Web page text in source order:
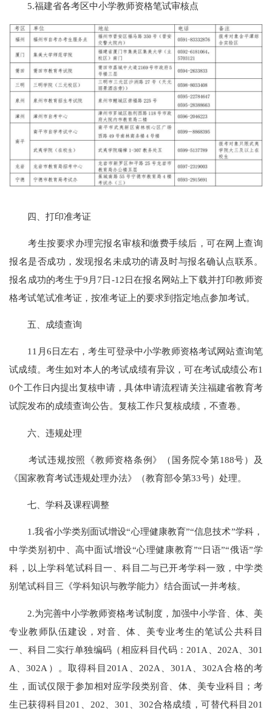
5.福建省各考区中小学教师资格笔试审核点
四、打印准考证
考生按要求办理完报名审核和缴费手续后，可在网上查询
报名是否成功，发现报名未成功的请及时与报名确认点联系。
报名成功的考生于9月7日-12日在报名网站上下载并打印教师资
格考试笔试准考证，按准考证上的要求到指定地点参加考试。
五、成绩查询
11月6日左右，考生可登录中小学教师资格考试网站查询笔
试成绩。考生如对本人的考试成绩有异议，可在考试成绩公布1
0个工作日内提出复核申请，具体申请流程请关注福建省教育考
试院发布的成绩查询公告。复核工作只复核成绩，不查卷。
六、违规处理
考试违规按照《教师资格条例》（国务院令第188号）及
《国家教育考试违规处理办法》（教育部令第33号）处理。
七、学科及课程调整
1.我省小学类别面试增设“心理健康教育”“信息技术”学科，
中学类别初中、高中面试增设“心理健康教育”“日语”“俄语”学
科，以上学科笔试科目一、科目二与已开考学科一致，中学类
别笔试科目三《学科知识与教学能力》结合面试一并考核。
2.为完善中小学教师资格考试制度，加强中小学音、体、美
专业教师队伍建设，对音、体、美专业考生的笔试公共科目
一、科目二实行单独编码（相应科目代码：201A、202A、301
A、302A）。取得科目201A、202A、301A、302A合格的考
生，面试仅限于参加相对应学段类别音、体、美专业科目；考
生已获得科目201、202、301、302合格成绩，可替代科目201